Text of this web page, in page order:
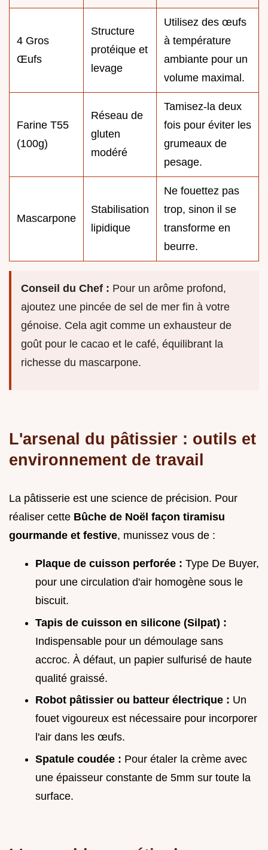
4 Gros
Œufs
Structure
protéique et
levage
Utilisez des œufs
à température
ambiante pour un
volume maximal.
Farine T55
(100g)
Réseau de
gluten
modéré
Tamisez-la deux
fois pour éviter les
grumeaux de
pesage.
Mascarpone
Stabilisation
lipidique
Ne fouettez pas
trop, sinon il se
transforme en
beurre.
Conseil du Chef : Pour un arôme profond,
ajoutez une pincée de sel de mer fin à votre
génoise. Cela agit comme un exhausteur de
goût pour le cacao et le café, équilibrant la
richesse du mascarpone.
L'arsenal du pâtissier : outils et
environnement de travail
La pâtisserie est une science de précision. Pour
réaliser cette Bûche de Noël façon tiramisu
gourmande et festive, munissez vous de :
Plaque de cuisson perforée : Type De Buyer,
pour une circulation d'air homogène sous le
biscuit.
Tapis de cuisson en silicone (Silpat) :
Indispensable pour un démoulage sans
accroc. À défaut, un papier sulfurisé de haute
qualité graissé.
Robot pâtissier ou batteur électrique : Un
fouet vigoureux est nécessaire pour incorporer
l'air dans les œufs.
Spatule coudée : Pour étaler la crème avec
une épaisseur constante de 5mm sur toute la
surface.